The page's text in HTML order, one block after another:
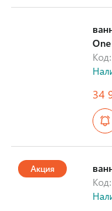
One
34
Акция